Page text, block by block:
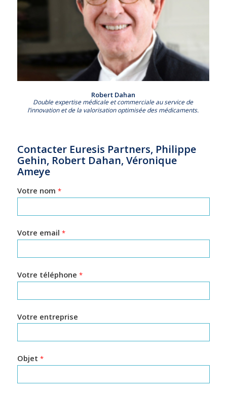
Robert Dahan
Double expertise médicale et commerciale au service de
l’innovation et de la valorisation optimisée des médicaments.
Contacter Euresis Partners, Philippe
Gehin, Robert Dahan, Véronique
Ameye
Votre nom *
Votre email *
Votre téléphone *
Votre entreprise
Objet *